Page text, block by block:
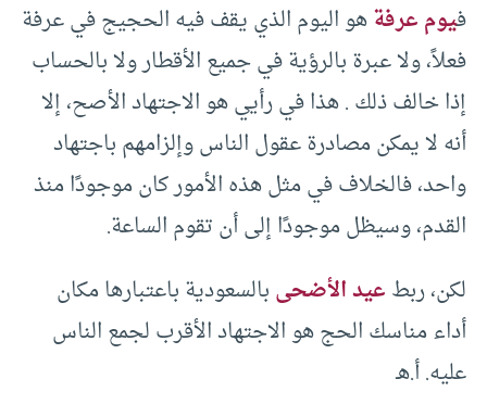
فيوم عرفةهو اليوم الذي يقف فيه الحجيج في عرفة
فعلاً، ولا عبرة بالرؤية في جميع الأقطار ولا بالحساب
إذا خالف ذلك . هذا في رأيي هو الاجتهاد الأصح، إلا
أنه لا يمكن مصادرة عقول الناس وإلزامهم باجتهاد
واحد، فالخلاف في مثل هذه الأمور كان موجودًا منذ
القدم، وسيظل موجودًا إلى أن تقوم الساعة.
لكن، ربطعيد الأضحىبالسعودية باعتبارها مكان
أداء مناسك الحج هو الاجتهاد الأقرب لجمع الناس
عليه. أ.هـ